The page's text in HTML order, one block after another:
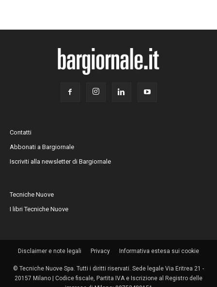
Contatti
Abbonati a Bargiornale
Iscriviti alla newsletter di Bargiornale
Tecniche Nuove
I libri Tecniche Nuove
Disclaimer e note legali Privacy Informativa estesa sui cookie
© Tecniche Nuove Spa. Tutti i diritti riservati. Sede legale Via Eritrea 21 -
20157 Milano | Codice fiscale, Partita IVA e Iscrizione al Registro delle